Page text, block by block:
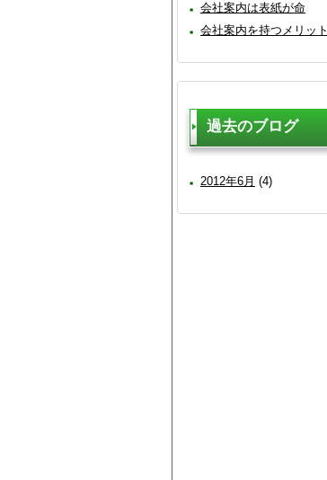
会社案内は表紙が命
会社案内を持つメリット
過去のブログ
2012年6月 (4)